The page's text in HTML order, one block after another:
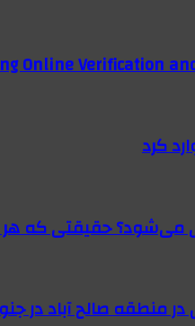
Online Verification
کرد
می‌شود؟ حقیقتی که هر
منطقه صالح آباد در